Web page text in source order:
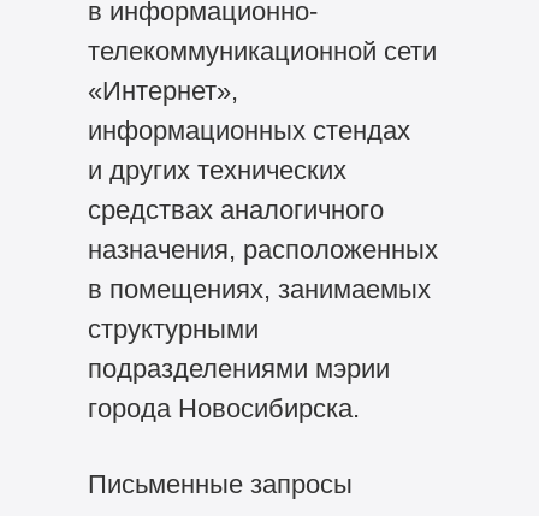
в информационно-
телекоммуникационной сети
«Интернет»,
информационных стендах
и других технических
средствах аналогичного
назначения, расположенных
в помещениях, занимаемых
структурными
подразделениями мэрии
города Новосибирска.
Письменные запросы